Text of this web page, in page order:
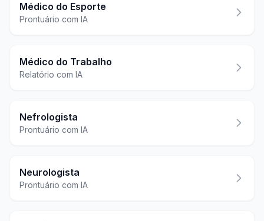
Médico do Esporte
Prontuário com IA
Médico do Trabalho
Relatório com IA
Nefrologista
Prontuário com IA
Neurologista
Prontuário com IA